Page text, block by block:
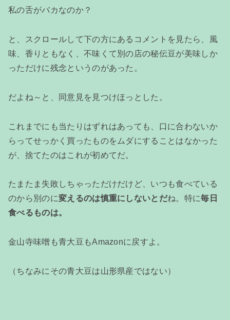
私の舌がバカなのか？
と、スクロールして下の方にあるコメントを見たら、風
味、香りともなく、不味くて別の店の秘伝豆が美味しか
っただけに残念というのがあった。
だよね～と、同意見を見つけほっとした。
これまでにも当たりはずれはあっても、口に合わないか
らってせっかく買ったものをムダにすることはなかった
が、捨てたのはこれが初めてだ。
たまたま失敗しちゃっただけだけど、いつも食べている
のから別のに変えるのは慎重にしないとだね。特に毎日
食べるものは。
金山寺味噌も青大豆もAmazonに戻すよ。
（ちなみにその青大豆は山形県産ではない）